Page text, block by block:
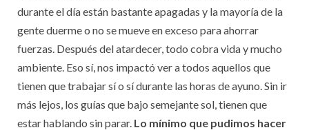
durante el día están bastante apagadas y la mayoría de la
gente duerme o no se mueve en exceso para ahorrar
fuerzas. Después del atardecer, todo cobra vida y mucho
ambiente. Eso sí, nos impactó ver a todos aquellos que
tienen que trabajar sí o sí durante las horas de ayuno. Sin ir
más lejos, los guías que bajo semejante sol, tienen que
estar hablando sin parar. Lo mínimo que pudimos hacer